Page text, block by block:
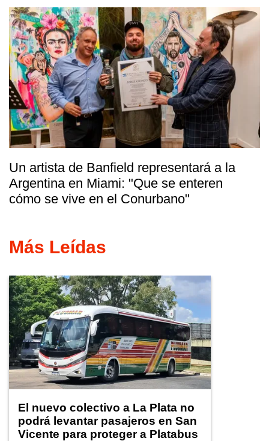
Un artista de Banfield representará a la
Argentina en Miami: "Que se enteren
cómo se vive en el Conurbano"
Más Leídas
El nuevo colectivo a La Plata no
podrá levantar pasajeros en San
Vicente para proteger a Platabus